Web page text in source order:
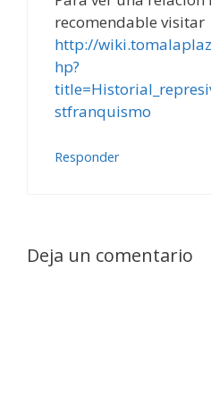
recomendable visitar
http://
hp?
stfranquismo
Responder
Deja un comentario